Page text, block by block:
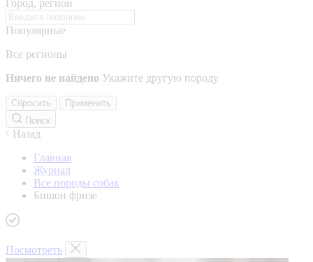
Город, регион
Популярные
Все регионы
Ничего не найдено Укажите другую породу
Сбросить
Применить
Поиск
Назад
Главная
Журнал
Все породы собак
Бишон фризе
Посмотреть